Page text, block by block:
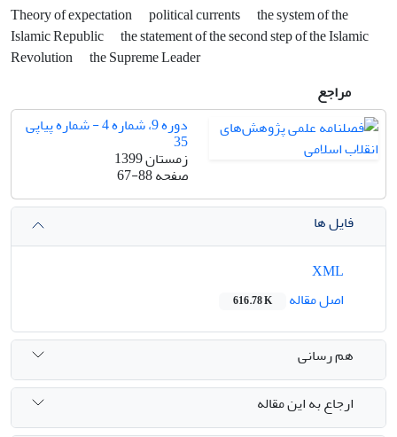
Theory of expectation political currents
the system of the
Islamic Republic
the statement of the second step of the Islamic
Revolution
the Supreme Leader
مراجع
دوره 9، شماره 4 - شماره پیاپی
35
زمستان 1399
صفحه67-88
فایل ها
اصل مقاله
616.78 K
هم رسانی
ارجاع به این مقاله